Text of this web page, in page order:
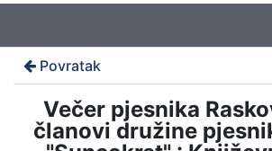
Povratak
Večer pjesnika
članovi družine